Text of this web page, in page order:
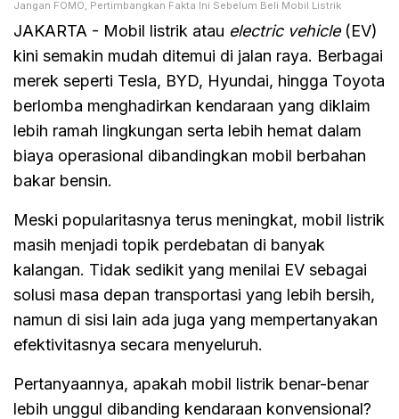
Jangan FOMO, Pertimbangkan Fakta Ini Sebelum Beli Mobil Listrik
JAKARTA - Mobil listrik atau electric vehicle(EV)
kini semakin mudah ditemui di jalan raya. Berbagai
merek seperti Tesla, BYD, Hyundai, hingga Toyota
berlomba menghadirkan kendaraan yang diklaim
lebih ramah lingkungan serta lebih hemat dalam
biaya operasional dibandingkan mobil berbahan
bakar bensin.
Meski popularitasnya terus meningkat, mobil listrik
masih menjadi topik perdebatan di banyak
kalangan. Tidak sedikit yang menilai EV sebagai
solusi masa depan transportasi yang lebih bersih,
namun di sisi lain ada juga yang mempertanyakan
efektivitasnya secara menyeluruh.
Pertanyaannya, apakah mobil listrik benar-benar
lebih unggul dibanding kendaraan konvensional?